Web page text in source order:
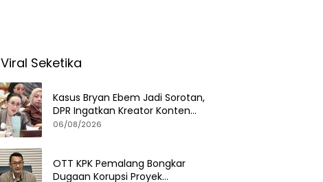
Viral Seketika
Kasus Bryan Ebem Jadi Sorotan,
DPR Ingatkan Kreator Konten
Soal Privasi dan UU PDP
06/08/2026
OTT KPK Pemalang Bongkar
Dugaan Korupsi Proyek